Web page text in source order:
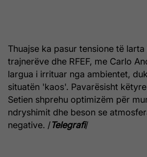
Thuajse ka pasur tensione të larta
trajnerëve dhe RFEF, me Carlo
largua i irrituar nga ambientet,
situatën 'kaos'. Pavarësisht
Setien shprehu optimizëm për
ndryshimit dhe beson se
negative. /Telegrafi/